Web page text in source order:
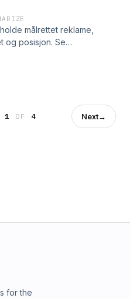
målrettet reklame,
og posisjon. Se
og dine valg om
1 OF 4 Next→
for the